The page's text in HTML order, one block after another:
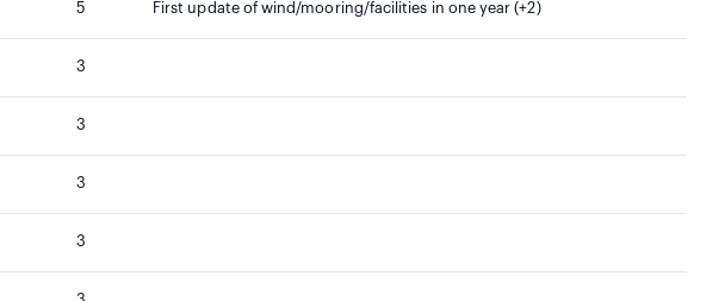
5 First update of wind/mooring/facilities in one year (+2)
3
3
3
3